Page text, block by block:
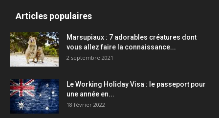
Articles populaires
Marsupiaux : 7 adorables créatures dont
vous allez faire la connaissance...
2 septembre 2021
Le Working Holiday Visa : le passeport pour
une année en...
18 février 2022